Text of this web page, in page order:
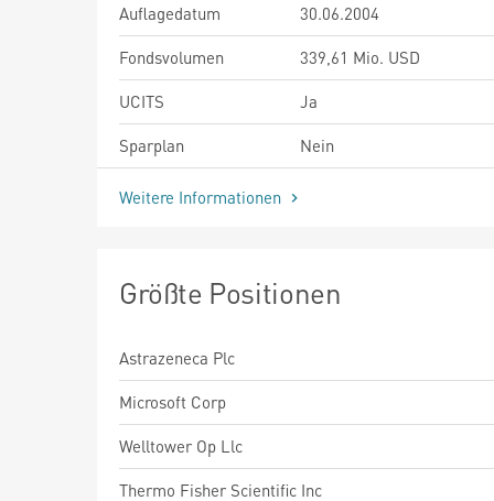
Auflagedatum
30.06.2004
Fondsvolumen
339,61 Mio. USD
UCITS
Ja
Sparplan
Nein
Weitere Informationen
Größte Positionen
Astrazeneca Plc
Microsoft Corp
Welltower Op Llc
Thermo Fisher Scientific Inc